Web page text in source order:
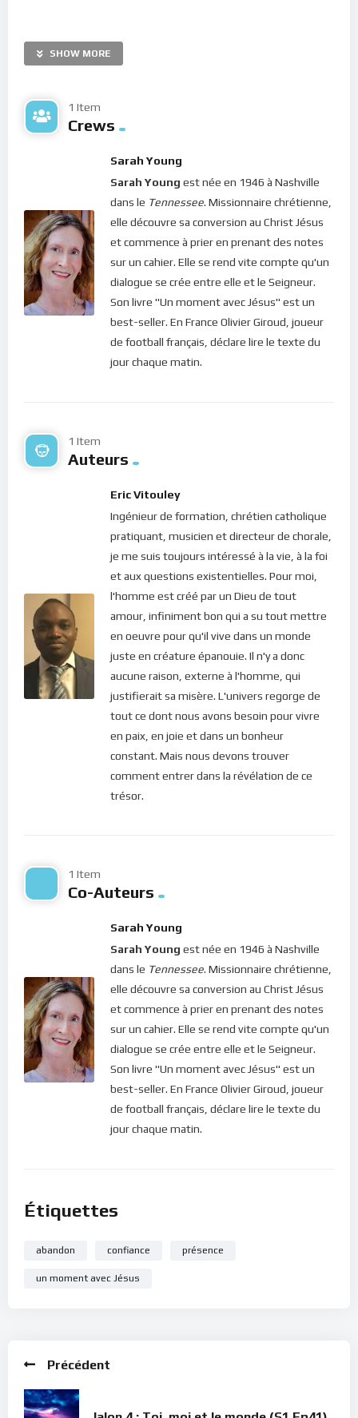
vivant en nous, nous sommes appelés à la présence totale.
grâce.
Le thème de ce premier épisode du 13 avril est la
confiance en Jésus.
Lorsque je ne te donne pas de directive
particulière, ne cherche pas à changer
d’orientation. Concentre-toi sur
l’accomplissement de tes tâches en gardant
conscience de ma présence à tes côtés. La joie
de ma présence t’illumine, lorsque c’est pour
moi que tu effectues chacune de tes activités.
C’est ainsi que tu m’invites dans tous les
aspects de ton existence. En collaborant
également victorieuse. J’ai prévu que tu
reconnaisses que sans moi, tu ne peux rien
faire. Sois reconnaissant(e) pour les journées
tranquilles, où rien de spécial ne semble se
produire. Au lieu de t’ennuyer par manque
d’action, utilise ces moments por rechercher
ma face. Même si c’est une opération invisible,
elle est d’une valeur inestimable dans la réalité
spirituelle. De plus, tu es richement béni(e)
lorsque tu marches avec moi dans la confiance,
y compris dans la routine quotidienne.
A méditer : Colossiens 3.23; Jean 15.5; Psaume 105.4
Un moment avec Jésus,page 146.
Bonne méditation.
SHOW MORE
1 Item
Crews
Sarah Young
Sarah Young est née en 1946 à Nashville
dans le Tennessee. Missionnaire chrétienne,
elle découvre sa conversion au Christ Jésus
et commence à prier en prenant des notes
sur un cahier. Elle se rend vite compte qu'un
dialogue se crée entre elle et le Seigneur.
Son livre "Un moment avec Jésus" est un
best-seller. En France Olivier Giroud, joueur
de football français, déclare lire le texte du
jour chaque matin.
1 Item
Auteurs
Eric Vitouley
Ingénieur de formation, chrétien catholique
pratiquant, musicien et directeur de chorale,
je me suis toujours intéressé à la vie, à la foi
et aux questions existentielles. Pour moi,
l'homme est créé par un Dieu de tout
amour, infiniment bon qui a su tout mettre
en oeuvre pour qu'il vive dans un monde
juste en créature épanouie. Il n'y a donc
aucune raison, externe à l'homme, qui
justifierait sa misère. L'univers regorge de
tout ce dont nous avons besoin pour vivre
en paix, en joie et dans un bonheur
constant. Mais nous devons trouver
comment entrer dans la révélation de ce
trésor.
1 Item
Co-Auteurs
Sarah Young
Sarah Young est née en 1946 à Nashville
dans le Tennessee. Missionnaire chrétienne,
elle découvre sa conversion au Christ Jésus
et commence à prier en prenant des notes
sur un cahier. Elle se rend vite compte qu'un
dialogue se crée entre elle et le Seigneur.
Son livre "Un moment avec Jésus" est un
best-seller. En France Olivier Giroud, joueur
de football français, déclare lire le texte du
jour chaque matin.
Étiquettes
abandon confiance présence
un moment avec Jésus
Précédent